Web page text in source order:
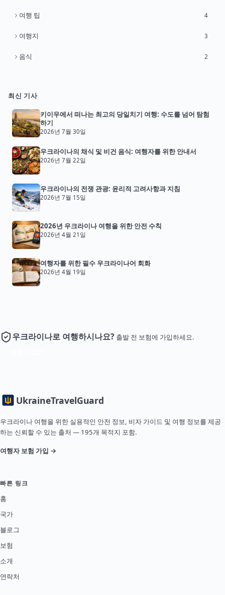
여행 팁 4
여행지 3
음식 2
최신 기사
키이우에서 떠나는 최고의 당일치기 여행: 수도를 넘어 탐험
하기
2026년 7월 30일
우크라이나의 채식 및 비건 음식: 여행자를 위한 안내서
2026년 7월 22일
우크라이나의 전쟁 관광: 윤리적 고려사항과 지침
2026년 7월 15일
2026년 우크라이나 여행을 위한 안전 수칙
2026년 4월 21일
여행자를 위한 필수 우크라이나어 회화
2026년 4월 19일
우크라이나로 여행하시나요? 출발 전 보험에 가입하세요.
UkraineTravelGuard
우크라이나 여행을 위한 실용적인 안전 정보, 비자 가이드 및 여행 정보를 제공
하는 신뢰할 수 있는 출처 — 195개 목적지 포함.
여행자 보험 가입 →
빠른 링크
홈
국가
블로그
보험
소개
연락처